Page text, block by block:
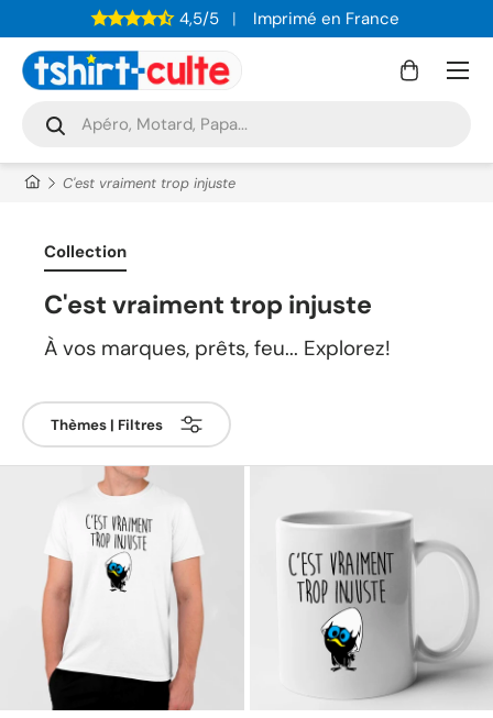
ALLER AU CONTENU
4,5/5 Imprimé en France
Recherche
Rechercher
Panier
Menu
C'est vraiment trop injuste
Collection
C'est vraiment trop injuste
À vos marques, prêts, feu... Explorez!
Thèmes | Filtres